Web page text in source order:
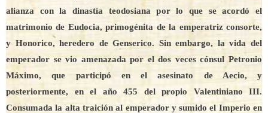
alianza con la dinastía teodosiana por lo que se acordó el
matrimonio de Eudocia, primogénita de la emperatriz consorte,
y Honorico, heredero de Genserico. Sin embargo, la vida del
emperador se vio amenazada por el dos veces cónsul Petronio
Máximo, que participó en el asesinato de Aecio, y
posteriormente, en el año 455 del propio Valentiniano III.
Consumada la alta traición al emperador y sumido el Imperio en